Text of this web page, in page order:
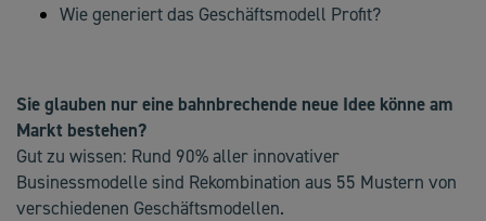
Wie generiert das Geschäftsmodell Profit?
Sie glauben nur eine bahnbrechende neue Idee könne am
Markt bestehen?
Gut zu wissen: Rund 90% aller innovativer
Businessmodelle sind Rekombination aus 55 Mustern von
verschiedenen Geschäftsmodellen.